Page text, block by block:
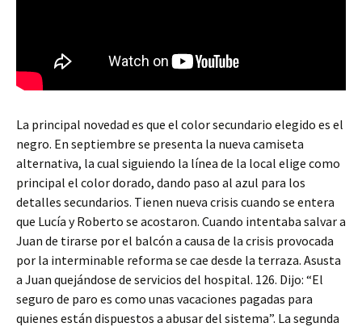
La principal novedad es que el color secundario elegido es el
negro. En septiembre se presenta la nueva camiseta
alternativa, la cual siguiendo la línea de la local elige como
principal el color dorado, dando paso al azul para los
detalles secundarios. Tienen nueva crisis cuando se entera
que Lucía y Roberto se acostaron. Cuando intentaba salvar a
Juan de tirarse por el balcón a causa de la crisis provocada
por la interminable reforma se cae desde la terraza. Asusta
a Juan quejándose de servicios del hospital. 126. Dijo: “El
seguro de paro es como unas vacaciones pagadas para
quienes están dispuestos a abusar del sistema”. La segunda